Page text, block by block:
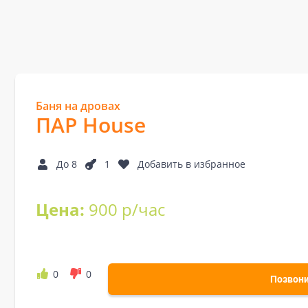
Баня на дровах
ПАР House
До 8 1 Добавить в избранное
Цена: 900 р/час
0 0